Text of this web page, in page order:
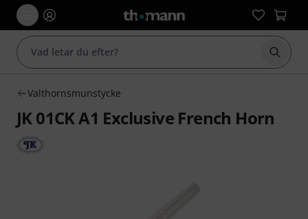
Börja
Valthornsmunstycke
JK 01CK A1 Exclusive French Horn